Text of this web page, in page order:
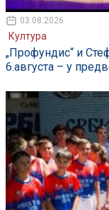
03.08.2026
Култура
„Профундис“ и
6.августа – у